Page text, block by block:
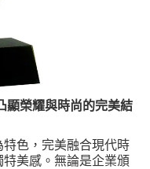
顯榮耀與時尚的完美結
色，完美融合現代時
美感。無論是企業頒